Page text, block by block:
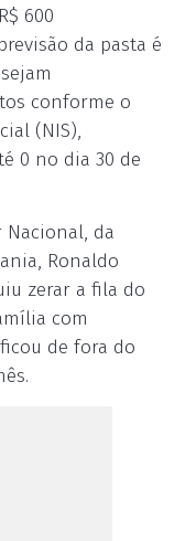
600
da pasta é
conforme o
(NIS),
0 no dia 30 de
Nacional, da
Ronaldo
zerar a fila do
com
de fora do